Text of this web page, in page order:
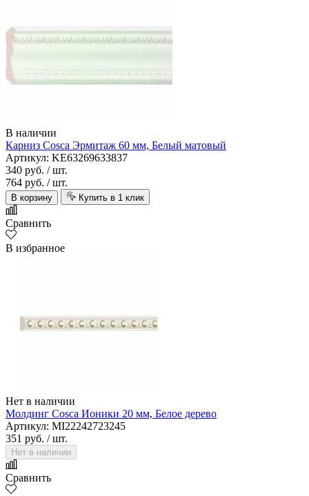
В наличии
Карниз Cosca Эрмитаж 60 мм, Белый матовый
Артикул: KE63269633837
340 руб. / шт.
764 руб. / шт.
В корзину Купить в 1 клик
Сравнить
В избранное
Нет в наличии
Молдинг Cosca Ионики 20 мм, Белое дерево
Артикул: MI22242723245
351 руб. / шт.
Нет в наличии
Сравнить